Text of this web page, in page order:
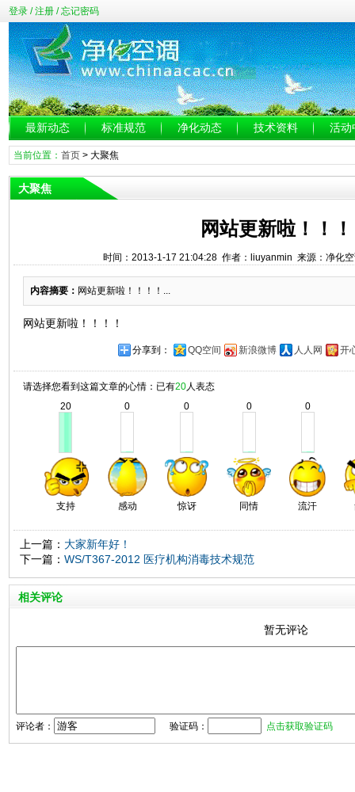
登录/注册/忘记密码
最新动态 标准规范 净化动态 技术资料 活动
当前位置： 首页> 大聚焦
大聚焦
网站更新啦！！
时间：2013-1-17 21:04:28 作者：liuyanmin 来源：净化
内容摘要： 网站更新啦！！！！...
网站更新啦！！！！
分享到： QQ空间 新浪微博 人人网 开
请选择您看到这篇文章的心情：已有20人表态
20
支持
0
感动
0
惊讶
0
同情
0
流汗
上一篇： 大家新年好！
下一篇： WS/T367-2012 医疗机构消毒技术规范
相关评论
暂无评论
评论者： 验证码： 点击获取验证码